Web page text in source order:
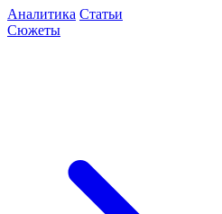
Аналитика Статьи
Сюжеты